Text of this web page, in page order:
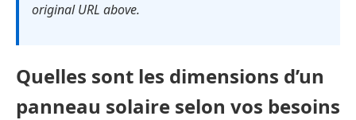
original URL above.
Quelles sont les dimensions d’un
panneau solaire selon vos besoins